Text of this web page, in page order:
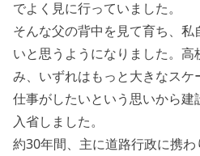
でよく見に行っていました。
そんな父の背中を見て育ち、
いと思うようになりました。
み、いずれはもっと大きなス
仕事がしたいという思いから
入省しました。
約30年間、主に道路行政に携